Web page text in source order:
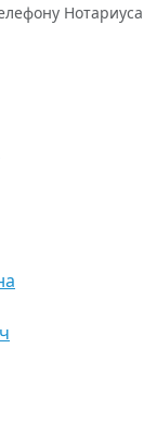
Нотариуса